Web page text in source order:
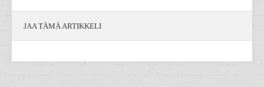
JAA TÄMÄ ARTIKKELI